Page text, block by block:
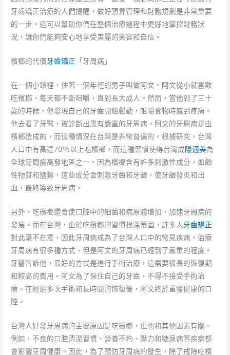
牙齒矯正治療的人們提醒，做好預算管理和財務規劃是非常重要
的一步。這可以幫助你們在整個治療過程中更好地掌控財務狀
況，讓你們能夠安心地享受美麗的笑容和自信。
檳榔的代價牙齒矯正 「牙周病」
在一個小鎮裡，住著一個年輕的男子叫做阿文。阿文從小就喜歡
吃檳榔，每天都不斷咀嚼，直到長大成人。然而，當他到了三十
歲的時候，他發現自己的牙齒開始鬆動，咀嚼食物時感到疼痛。
他去看了牙醫，被診斷出患有嚴重的牙周病。阿文的牙周病是由
檳榔造成的，而這種情況在台灣是非常普遍的。根據研究，台灣
人口中有高達70％以上吃檳榔，而這種習慣使得台灣成隱適美為
全球牙周病高發地區之一。因為檳榔含有許多刺激性成分，如鹼
性物質和鹽類，這些成分會刺激牙齒和牙齦，使牙齦發炎和出
血，最終導致牙周病。
另外，吃檳榔還會使口腔中的細菌和病原體增加，加速牙周病的
發展。而在台灣，由於吃檳榔的習慣根深蒂固，許多人 牙齒矯正
對此毫不在意，因此牙周病成為了台灣人口中的常見疾病。治療
牙周病有很多種方式，但是阿文的牙周病已經到了嚴重的程度。
牙醫告訴他，最好的方式是進行手術治療，這需要很長的恢復期
和較高的費用。阿文為了保住自己的牙齒，不得不接受手術治
療。在經過多次手術和長時間的恢復後，阿文終於重獲健康的口
腔。
台灣人好發牙周病的主要原因是吃檳榔，但也和其他因素有關。
例如，不良的口腔清潔習慣、營養不均、壓力和糖尿病等疾病都
會影響牙周健康。因此，為了預防牙周病的發生，除了戒除吃檳